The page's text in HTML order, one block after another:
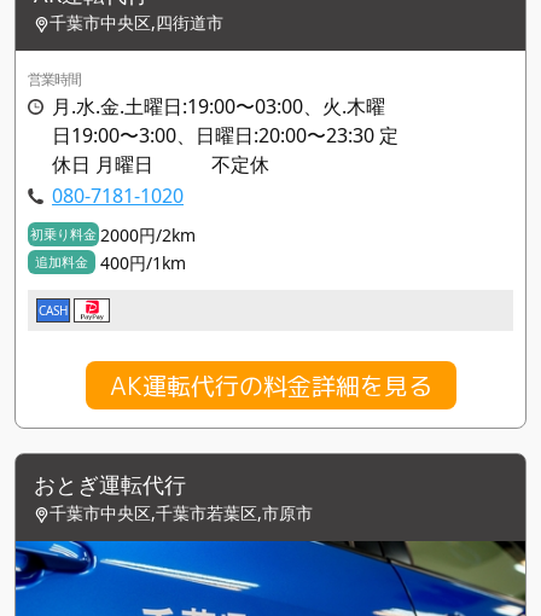
千葉市中央区,四街道市
営業時間
月.水.金.土曜日:19:00〜03:00、火.木曜
日19:00〜3:00、日曜日:20:00〜23:30 定
休日 月曜日 不定休
080-7181-1020
初乗り料金 2000円/2km
追加料金 400円/1km
CASH
AK運転代行の料金詳細を見る
おとぎ運転代行
千葉市中央区,千葉市若葉区,市原市